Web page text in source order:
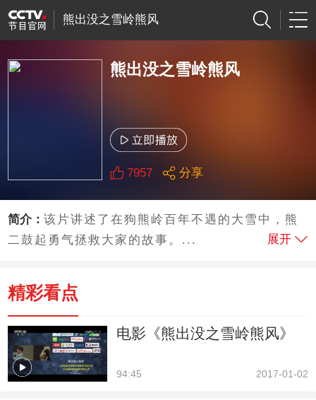
熊出没之雪岭熊风
熊出没之雪岭熊风
7957 分享
简介：该片讲述了在狗熊岭百年不遇的大雪中，熊
二鼓起勇气拯救大家的故事。...
展开
精彩看点
电影《熊出没之雪岭熊风》
94:45 2017-01-02